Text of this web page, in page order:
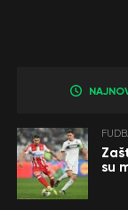
su